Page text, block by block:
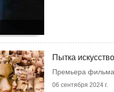
Пытка
Премьера
06 сентября 2024 г.